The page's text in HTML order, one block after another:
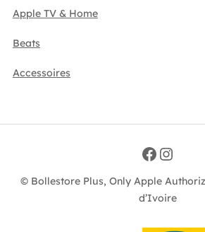
Apple TV & Home
Beats
Accessoires
Facebook Instagram
© Bollestore Plus, Only Apple
d’Ivoire